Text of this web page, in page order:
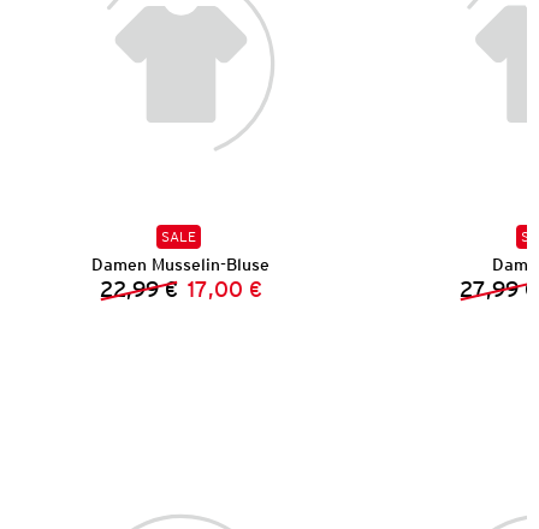
SALE
Damen Musselin-Bluse
Vorheriger Preis:
22,99 € Neuer Preis:
17,00 € 27,99 €